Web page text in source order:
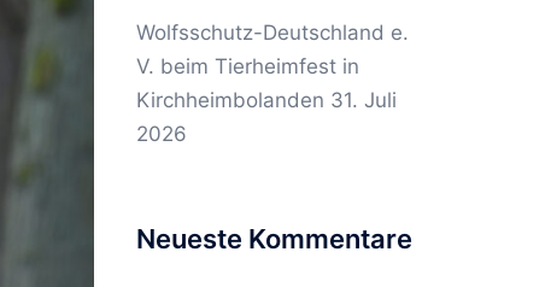
Wolfsschutz-Deutschland e.
V. beim Tierheimfest in
Kirchheimbolanden 31. Juli
2026
Neueste Kommentare